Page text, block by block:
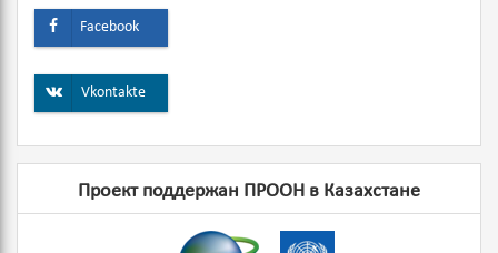
Facebook
Vkontakte
Проект поддержан ПРООН в Казахстане